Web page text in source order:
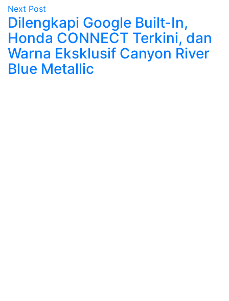
Next Post
Dilengkapi Google Built-In,
Honda CONNECT Terkini, dan
Warna Eksklusif Canyon River
Blue Metallic